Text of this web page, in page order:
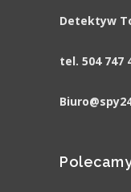
Detektyw
tel. 504 747